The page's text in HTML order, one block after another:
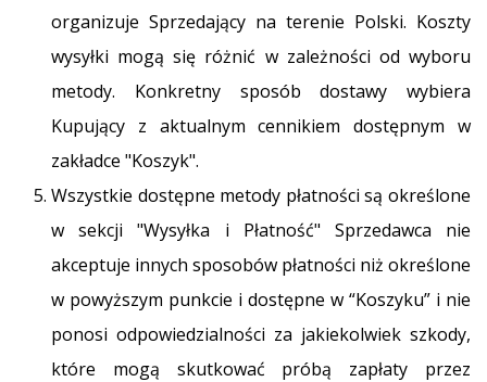
organizuje Sprzedający na terenie Polski. Koszty
wysyłki mogą się różnić w zależności od wyboru
metody. Konkretny sposób dostawy wybiera
Kupujący z aktualnym cennikiem dostępnym w
zakładce "Koszyk".
Wszystkie dostępne metody płatności są określone
w sekcji "Wysyłka i Płatność" Sprzedawca nie
akceptuje innych sposobów płatności niż określone
w powyższym punkcie i dostępne w “Koszyku” i nie
ponosi odpowiedzialności za jakiekolwiek szkody,
które mogą skutkować próbą zapłaty przez